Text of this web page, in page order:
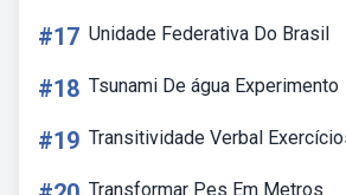
#17 Unidade Federativa Do Brasil
#18 Tsunami De água Experimento
#19 Transitividade Verbal
Transformar Pes Em Metros